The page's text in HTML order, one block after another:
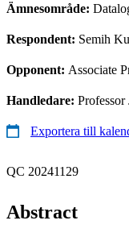
Ämnesområde:
Respondent: Semih
Opponent: Associate
Handledare:
Exportera till
QC 20241129
Abstract